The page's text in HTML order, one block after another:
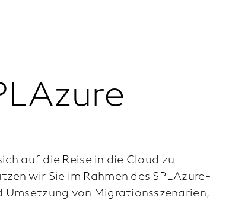
auf die Reise in die Cloud zu
wir Sie im Rahmen des SPLAzure-
Umsetzung von Migrationsszenarien,